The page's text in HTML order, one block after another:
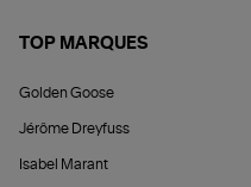
TOP MARQUES
Golden Goose
Jérôme Dreyfuss
Isabel Marant